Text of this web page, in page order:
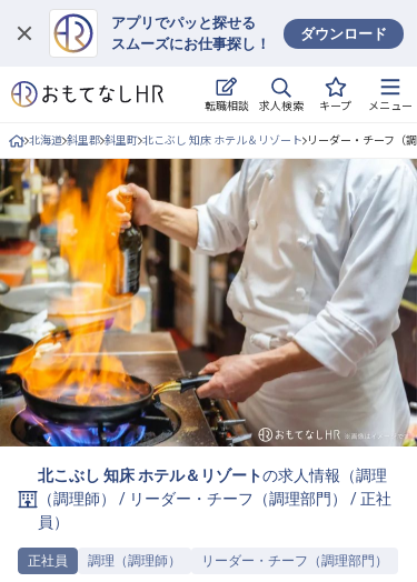
アプリでパッと探せる
スムーズにお仕事探し！
ダウンロード
転職相談 求人検索 キープ メニュー
ログイン
求人・施設を探す
キープした求人
就職・転職 合同説明会
おもてなしHRについて
ご利用の流れ
よくある質問
ホテル・宿泊業界情報コラム
北海道 斜里郡 斜里町 北こぶし 知床 ホテル＆リゾート リーダー・チーフ（
北こぶし 知床 ホテル＆リゾートの求人情報（調理
（調理師）
/ リーダー・チーフ（調理部門） /正社
員 ）
正社員 調理（調理師） リーダー・チーフ（調理部門）